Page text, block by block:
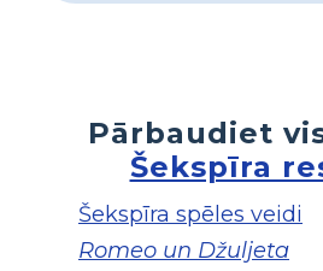
Pārbaudiet
Šekspīra
Šekspīra spēles veidi
Romeo un Džuljeta